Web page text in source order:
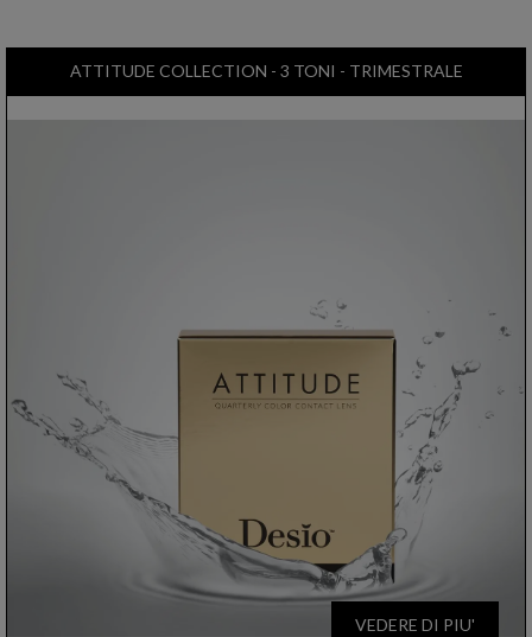
ATTITUDE COLLECTION - 3 TONI - TRIMESTRALE
VEDERE DI PIU'